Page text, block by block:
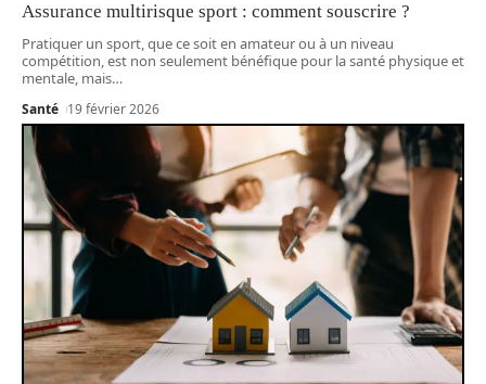
Assurance multirisque sport : comment souscrire ?
Pratiquer un sport, que ce soit en amateur ou à un niveau
compétition, est non seulement bénéfique pour la santé physique et
mentale, mais…
Santé 19 février 2026